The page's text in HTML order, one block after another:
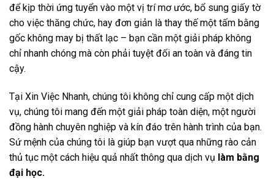
để kịp thời ứng tuyển vào một vị trí mơ ước, bổ sung giấy tờ
cho việc thăng chức, hay đơn giản là thay thế một tấm bằng
gốc không may bị thất lạc – bạn cần một giải pháp không
chỉ nhanh chóng mà còn phải tuyệt đối an toàn và đáng tin
cậy.
Tại Xin Việc Nhanh, chúng tôi không chỉ cung cấp một dịch
vụ, chúng tôi mang đến một giải pháp toàn diện, một người
đồng hành chuyên nghiệp và kín đáo trên hành trình của bạn.
Sứ mệnh của chúng tôi là giúp bạn vượt qua những rào cản
thủ tục một cách hiệu quả nhất thông qua dịch vụ làm bằng
đại học.